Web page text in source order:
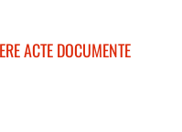
ACTE DOCUMENTE